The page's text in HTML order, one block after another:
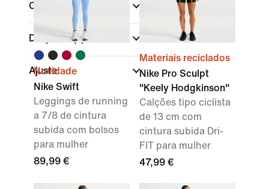
Cor
Desporto(1)
Ajuste
Novidade
Nike Swift
Leggings de running
a 7/8 de cintura
subida com bolsos
para mulher
89,99 €
Materiais reciclados
Nike Pro Sculpt
"Keely Hodgkinson"
Calções tipo ciclista
de 13 cm com
cintura subida Dri-
FIT para mulher
47,99 €